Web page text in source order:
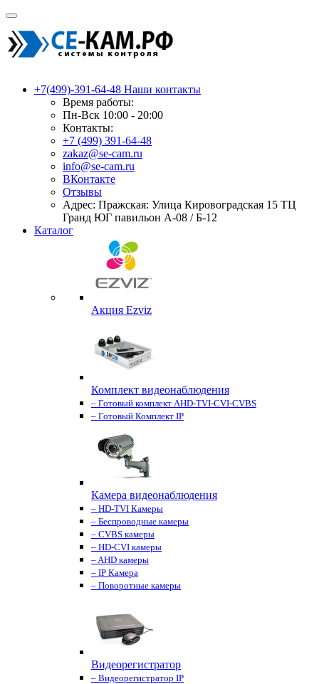
+7(499)-391-64-48 Наши контакты
Время работы:
Пн-Вск 10:00 - 20:00
Контакты:
+7 (499) 391-64-48
zakaz@se-cam.ru
info@se-cam.ru
ВКонтакте
Отзывы
Адрес: Пражская: Улица Кировоградская 15 ТЦ
Гранд ЮГ павильон А-08 / Б-12
Каталог
Акция Ezviz
Комплект видеонаблюдения
– Готовый комплект AHD-TVI-CVI-CVBS
– Готовый Комплект IP
Камера видеонаблюдения
– HD-TVI Камеры
– Беспроводные камеры
– CVBS камеры
– HD-CVI камеры
– AHD камеры
– IP Камера
– Поворотные камеры
Видеорегистратор
– Видеорегистратор IP